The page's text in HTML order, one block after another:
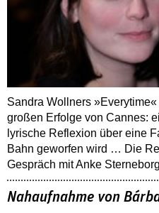
Sandra Wollners
großen Erfolge von Cannes:
lyrische Reflexion über eine
Bahn geworfen wird … Die
Gespräch mit Anke
Nahaufnahme von